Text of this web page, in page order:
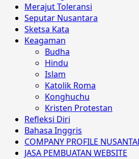
Merajut Toleransi
Seputar Nusantara
Sketsa Kata
Keagaman
Budha
Hindu
Islam
Katolik Roma
Konghuchu
Kristen Protestan
Refleksi Diri
Bahasa Inggris
COMPANY PROFILE
JASA PEMBUATAN WEBSITE